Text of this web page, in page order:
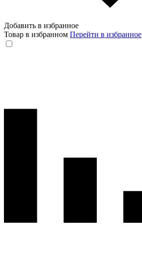
Добавить в избранное
Товар в избранном Перейти в избранное